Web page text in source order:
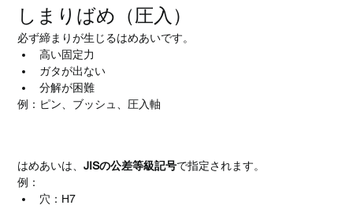
しまりばめ（圧入）
必ず締まりが生じるはめあいです。
高い固定力
ガタが出ない
分解が困難
例：ピン、ブッシュ、圧入軸
はめあいは、JISの公差等級記号で指定されます。
例：
穴：H7